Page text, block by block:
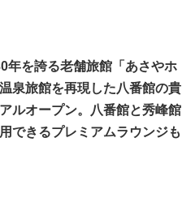
年を誇る老舗旅館「あさやホ
泉旅館を再現した八番館の貴
ルオープン。八番館と秀峰館
できるプレミアムラウンジも